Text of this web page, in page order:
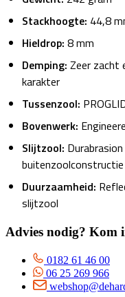
Stackhoogte: 44,8
Hieldrop: 8 mm
Demping: Zeer zacht
karakter
Tussenzool:
Bovenwerk:
Slijtzool:
buitenzoolconstructie
Duurzaamheid:
slijtzool
Advies nodig? Kom
0182 61 46 00
06 25 269 966